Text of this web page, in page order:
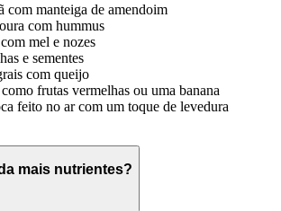
com manteiga de amendoim
com hummus
mel e nozes
e sementes
com queijo
frutas vermelhas ou uma banana
feito no ar com um toque de levedura
mais nutrientes?